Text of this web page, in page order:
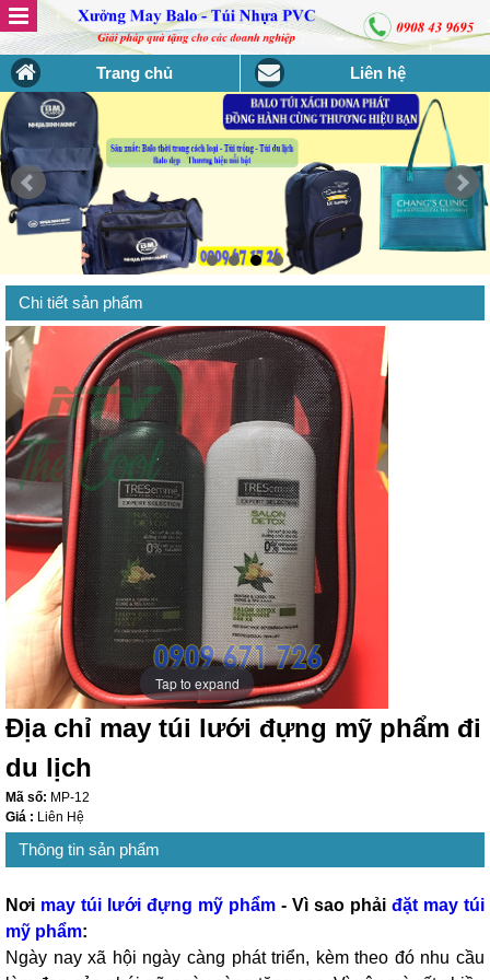
Trang chủ Liên hệ
Chi tiết sản phẩm
Tap to expand
Địa chỉ may túi lưới đựng mỹ phẩm đi
du lịch
Mã số: MP-12
Giá : Liên Hệ
Thông tin sản phẩm
Nơi may túi lưới đựng mỹ phẩm - Vì sao phải đặt may túi
mỹ phẩm:
Ngày nay xã hội ngày càng phát triển, kèm theo đó nhu cầu